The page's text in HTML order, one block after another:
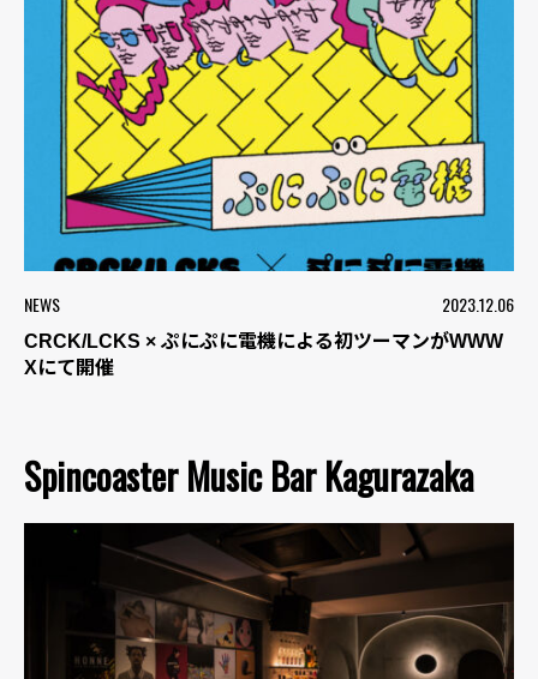
NEWS 2023.12.06
CRCK/LCKS × ぷにぷに電機による初ツーマンがWWW
Xにて開催
Spincoaster Music Bar Kagurazaka